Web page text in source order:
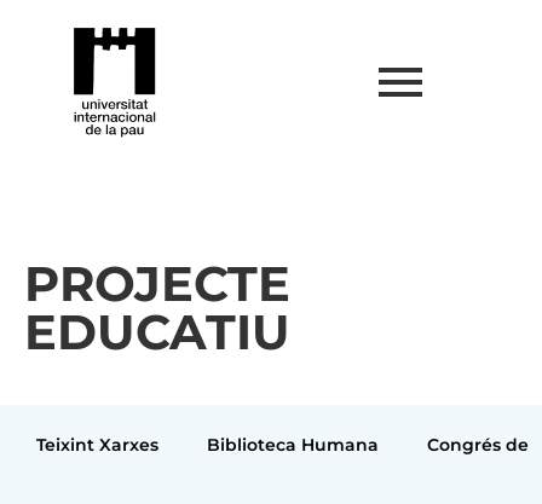
PROJECTE
EDUCATIU
Teixint Xarxes Biblioteca Humana Congrés de